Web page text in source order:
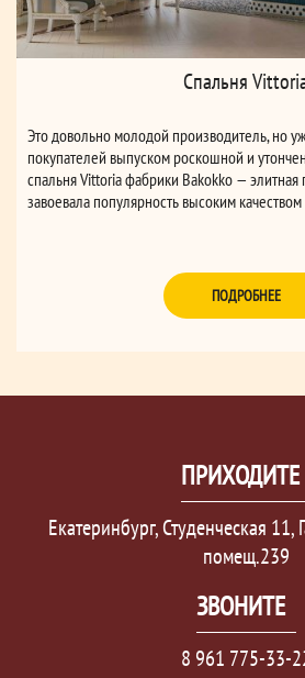
Спальня
Это довольно молодой производитель, но
покупателей выпуском роскошной и
спальня Vittoria фабрики Bakokko — элитная
завоевала популярность высоким
ПОДРОБНЕЕ
ПРИХОДИТЕ
Екатеринбург, Студенческая 11,
помещ.239
ЗВОНИТЕ
8 961 775-33-